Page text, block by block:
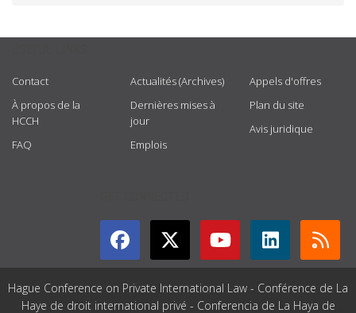
Contact
À propos de la
HCCH
FAQ
Actualités (Archives)
Dernières mises à
jour
Emplois
Appels d'offres
Plan du site
Avis juridique
Hague Conference on Private International Law - Conférence de La
Haye de droit international privé - Conferencia de La Haya de